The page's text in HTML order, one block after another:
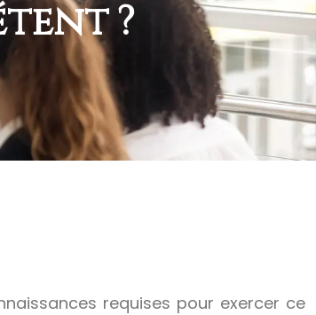
?
requises pour exercer ce